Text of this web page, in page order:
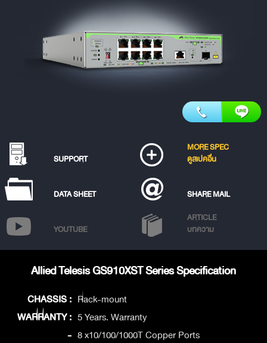
SUPPORT
MORE SPEC
ดูสเปคอื่น
DATA SHEET SHARE MAIL
YOUTUBE
ARTICLE
บทความ
Allied Telesis GS910XST Series Specification
CHASSIS : Rack-mount
WARRANTY : 5 Years. Warranty
- 8 x10/100/1000T Copper Ports